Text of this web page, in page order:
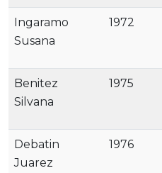
Ingaramo
Susana
1972
Benitez
Silvana
1975
Debatin
Juarez
1976